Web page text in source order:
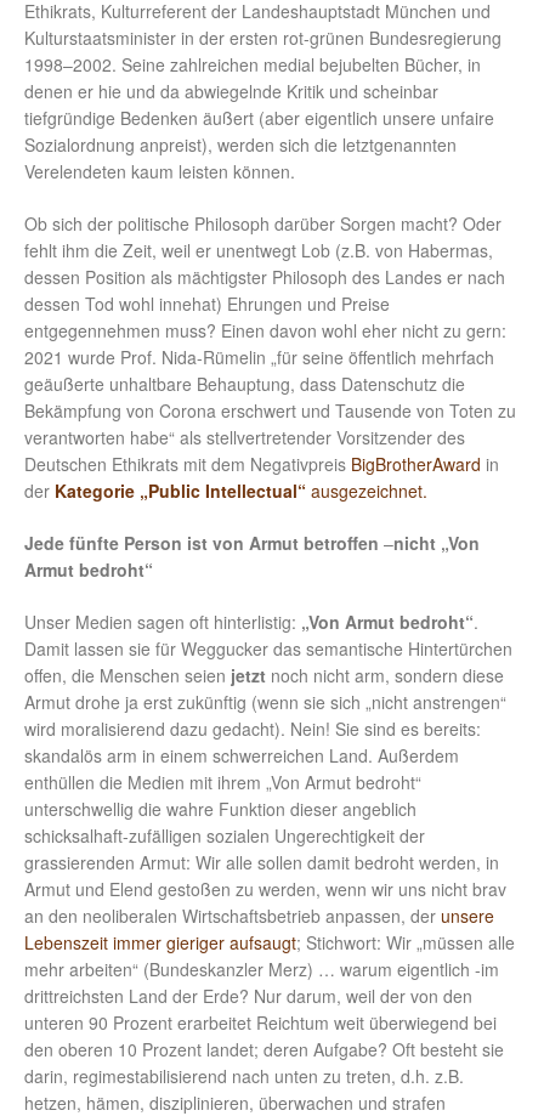
Ethikrats, Kulturreferent der Landeshauptstadt München und
Kulturstaatsminister in der ersten rot-grünen Bundesregierung
1998–2002. Seine zahlreichen medial bejubelten Bücher, in
denen er hie und da abwiegelnde Kritik und scheinbar
tiefgründige Bedenken äußert (aber eigentlich unsere unfaire
Sozialordnung anpreist), werden sich die letztgenannten
Verelendeten kaum leisten können.
Ob sich der politische Philosoph darüber Sorgen macht? Oder
fehlt ihm die Zeit, weil er unentwegt Lob (z.B. von Habermas,
dessen Position als mächtigster Philosoph des Landes er nach
dessen Tod wohl innehat) Ehrungen und Preise
entgegennehmen muss? Einen davon wohl eher nicht zu gern:
2021 wurde Prof. Nida-Rümelin „für seine öffentlich mehrfach
geäußerte unhaltbare Behauptung, dass Datenschutz die
Bekämpfung von Corona erschwert und Tausende von Toten zu
verantworten habe“ als stellvertretender Vorsitzender des
Deutschen Ethikrats mit dem Negativpreis BigBrotherAward in
der Kategorie „Public Intellectual“ ausgezeichnet.
Jede fünfte Person ist von Armut betroffen –nicht „Von
Armut bedroht“
Unser Medien sagen oft hinterlistig: „Von Armut bedroht“.
Damit lassen sie für Weggucker das semantische Hintertürchen
offen, die Menschen seien jetzt noch nicht arm, sondern diese
Armut drohe ja erst zukünftig (wenn sie sich „nicht anstrengen“
wird moralisierend dazu gedacht). Nein! Sie sind es bereits:
skandalös arm in einem schwerreichen Land. Außerdem
enthüllen die Medien mit ihrem „Von Armut bedroht“
unterschwellig die wahre Funktion dieser angeblich
schicksalhaft-zufälligen sozialen Ungerechtigkeit der
grassierenden Armut: Wir alle sollen damit bedroht werden, in
Armut und Elend gestoßen zu werden, wenn wir uns nicht brav
an den neoliberalen Wirtschaftsbetrieb anpassen, der unsere
Lebenszeit immer gieriger aufsaugt; Stichwort: Wir „müssen alle
mehr arbeiten“ (Bundeskanzler Merz) … warum eigentlich -im
drittreichsten Land der Erde? Nur darum, weil der von den
unteren 90 Prozent erarbeitet Reichtum weit überwiegend bei
den oberen 10 Prozent landet; deren Aufgabe? Oft besteht sie
darin, regimestabilisierend nach unten zu treten, d.h. z.B.
hetzen, hämen, disziplinieren, überwachen und strafen